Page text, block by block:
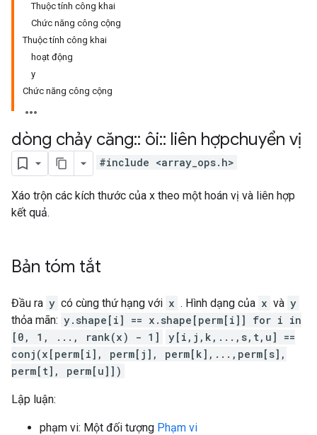
Thuộc tính công khai
Chức năng công cộng
Thuộc tính công khai
hoạt động
y
Chức năng công cộng
dòng chảy căng:: ôi:: liên hợpchuyển vị
#include <array_ops.h>
Xáo trộn các kích thước của x theo một hoán vị và liên hợp
kết quả.
Bản tóm tắt
Đầu ra y có cùng thứ hạng với x . Hình dạng của x và y
thỏa mãn: y.shape[i] == x.shape[perm[i]] for i in
[0, 1, ..., rank(x) - 1]
y[i,j,k,...,s,t,u] ==
conj(x[perm[i], perm[j], perm[k],...,perm[s],
perm[t], perm[u]])
Lập luận:
phạm vi: Một đối tượng Phạm vi